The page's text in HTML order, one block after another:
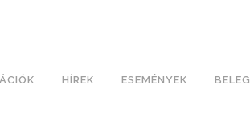
HÍREK ESEMÉNYEK BELEG